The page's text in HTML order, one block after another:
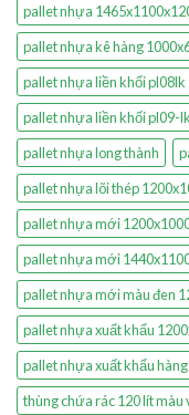
pallet nhựa
pallet nhựa kê hàng
pallet nhựa liền khối
pallet nhựa liền khối pl09-
pallet nhựa long thành
pallet nhựa lõi thép
pallet nhựa mới
pallet nhựa mới
pallet nhựa mới màu đen
pallet nhựa xuất khẩu
pallet nhựa xuất khẩu
thùng chứa rác 120 lít màu